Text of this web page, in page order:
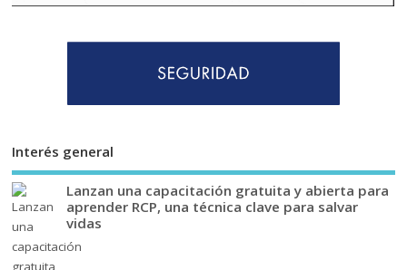
Interés general
Lanzan una capacitación gratuita y abierta para
aprender RCP, una técnica clave para salvar
vidas